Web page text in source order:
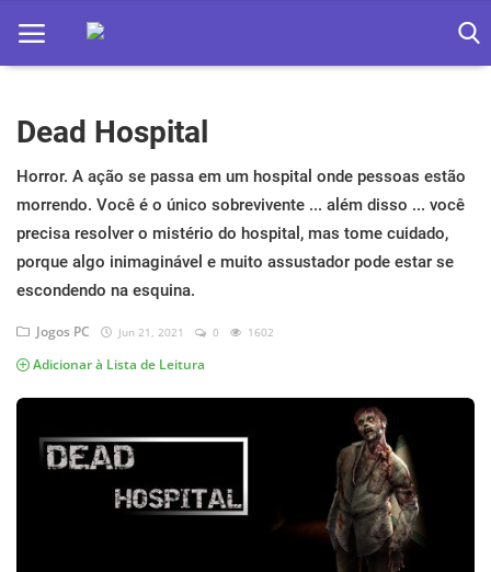
Home
Apps
Ebooks
Games
Música
Dead Hospital
Horror. A ação se passa em um hospital onde pessoas estão
morrendo. Você é o único sobrevivente ... além disso ... você
precisa resolver o mistério do hospital, mas tome cuidado,
porque algo inimaginável e muito assustador pode estar se
escondendo na esquina.
Jogos PC Jun 21, 2021 0 1602
Adicionar à Lista de Leitura